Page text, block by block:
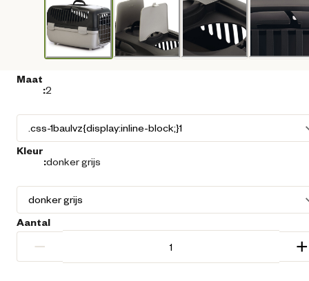
Maat
:2
Kleur
:donker grijs
Aantal
− +